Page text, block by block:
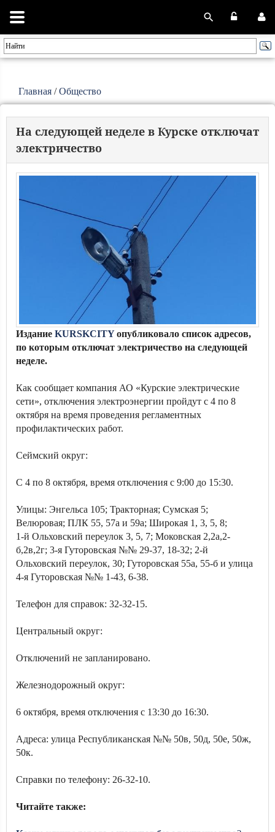
Главная /Общество
На следующей неделе в Курске отключат
электричество
Издание KURSKCITYопубликовало список адресов,
по которым отключат электричество на следующей
неделе.
Как сообщает компания АО «Курские электрические
сети», отключения электроэнергии пройдут с 4 по 8
октября на время проведения регламентных
профилактических работ.
Сеймский округ:
С 4 по 8 октября, время отключения с 9:00 до 15:30.
Улицы: Энгельса 105; Тракторная; Сумская 5;
Велюровая; ПЛК 55, 57а и 59а; Широкая 1, 3, 5, 8;
1-й Ольховский переулок 3, 5, 7; Моковская 2,2а,2-
б,2в,2г; 3-я Гуторовская №№ 29-37, 18-32; 2-й
Ольховский переулок, 30; Гуторовская 55а, 55-б и улица
4-я Гуторовская №№ 1-43, 6-38.
Телефон для справок: 32-32-15.
Центральный округ:
Отключений не запланировано.
Железнодорожный округ:
6 октября, время отключения с 13:30 до 16:30.
Адреса: улица Республиканская №№ 50в, 50д, 50е, 50ж,
50к.
Справки по телефону: 26-32-10.
Читайте также: